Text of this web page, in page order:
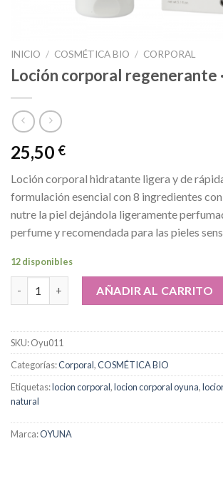
INICIO / COSMÉTICA BIO / CORPORAL
Loción corporal regenerante
25,50 €
Loción corporal hidratante ligera y de
formulación esencial con 8 ingredientes
nutre la piel dejándola ligeramente
perfume y recomendada para las pieles
12 disponibles
Loción corporal regenerante · Oyuna
AÑADIR AL CARRITO
SKU:Oyu011
Categorías:Corporal,COSMÉTICA BIO
Etiquetas:locion corporal,locion corporal oyuna,
natural
Marca:OYUNA